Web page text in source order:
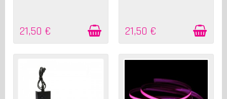
21,50 € 21,50 €